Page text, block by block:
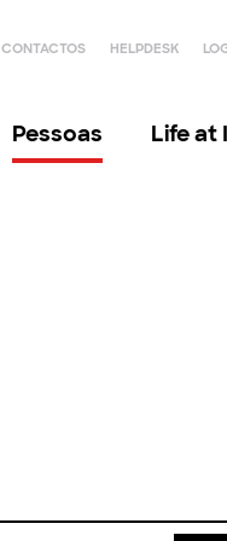
CONTACTOS HELPDESK
Pessoas Life at